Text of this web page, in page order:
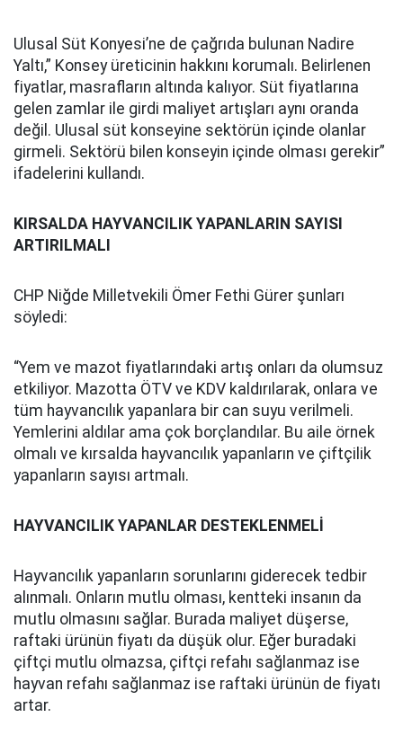
Ulusal Süt Konyesi’ne de çağrıda bulunan Nadire
Yaltı,” Konsey üreticinin hakkını korumalı. Belirlenen
fiyatlar, masrafların altında kalıyor. Süt fiyatlarına
gelen zamlar ile girdi maliyet artışları aynı oranda
değil. Ulusal süt konseyine sektörün içinde olanlar
girmeli. Sektörü bilen konseyin içinde olması gerekir”
ifadelerini kullandı.
KIRSALDA HAYVANCILIK YAPANLARIN SAYISI
ARTIRILMALI
CHP Niğde Milletvekili Ömer Fethi Gürer şunları
söyledi:
“Yem ve mazot fiyatlarındaki artış onları da olumsuz
etkiliyor. Mazotta ÖTV ve KDV kaldırılarak, onlara ve
tüm hayvancılık yapanlara bir can suyu verilmeli.
Yemlerini aldılar ama çok borçlandılar. Bu aile örnek
olmalı ve kırsalda hayvancılık yapanların ve çiftçilik
yapanların sayısı artmalı.
HAYVANCILIK YAPANLAR DESTEKLENMELİ
Hayvancılık yapanların sorunlarını giderecek tedbir
alınmalı. Onların mutlu olması, kentteki insanın da
mutlu olmasını sağlar. Burada maliyet düşerse,
raftaki ürünün fiyatı da düşük olur. Eğer buradaki
çiftçi mutlu olmazsa, çiftçi refahı sağlanmaz ise
hayvan refahı sağlanmaz ise raftaki ürünün de fiyatı
artar.